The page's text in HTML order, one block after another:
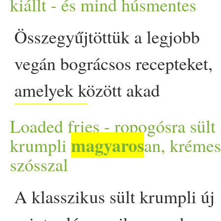
összejövetelről vagy
alkalomra lehet találni…
kiált - és mind húsmentes
Összegyűjtöttük a legjobb
vegán bográcsos recepteket,
amelyek között akad
magyaros
klasszikus, de
keleti ihletésű egytálétel is.
Bármelyiket is választod,
izgalmas, laktató és sokszínű
Loaded fries - ropogósra sült
krumpli magyarosan, krémes
szósszal
A klasszikus sült krumpli új